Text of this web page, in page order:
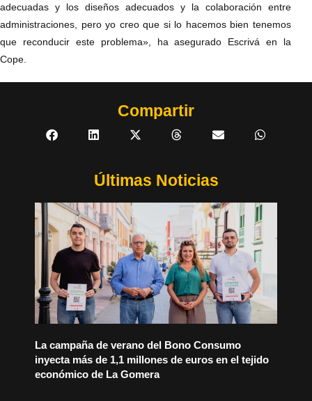
adecuadas y los diseños adecuados y la colaboración entre
administraciones, pero yo creo que si lo hacemos bien tenemos
que reconducir este problema», ha asegurado Escrivá en la
Cope.
Compartir
Últimas Noticias
La campaña de verano del Bono Consumo
inyecta más de 1,1 millones de euros en el tejido
económico de La Gomera